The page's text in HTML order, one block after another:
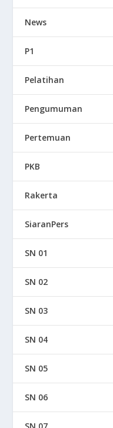
News
P1
Pelatihan
Pengumuman
Pertemuan
PKB
Rakerta
SiaranPers
SN 01
SN 02
SN 03
SN 04
SN 05
SN 06